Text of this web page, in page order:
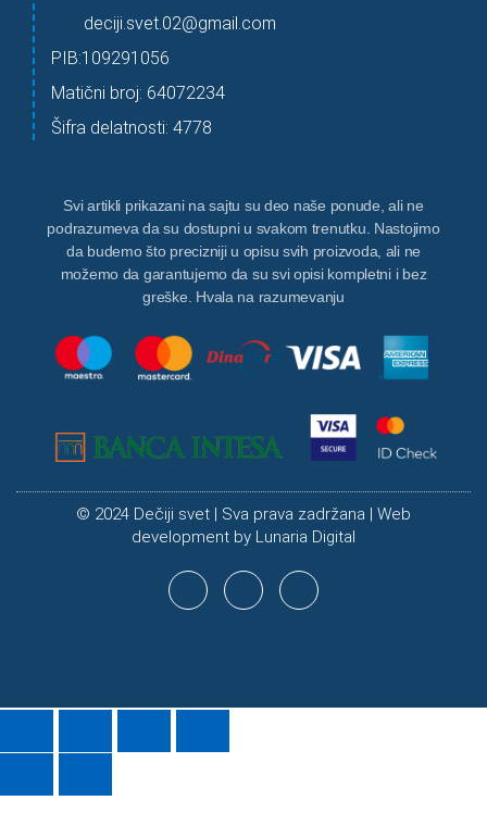
deciji.svet.02@gmail.com
PIB:109291056
Matični broj: 64072234
Šifra delatnosti: 4778
Svi artikli prikazani na sajtu su deo naše ponude, ali ne
podrazumeva da su dostupni u svakom trenutku. Nastojimo
da budemo što precizniji u opisu svih proizvoda, ali ne
možemo da garantujemo da su svi opisi kompletni i bez
greške. Hvala na razumevanju
© 2024 Dečiji svet | Sva prava zadržana | Web
development by Lunaria Digital